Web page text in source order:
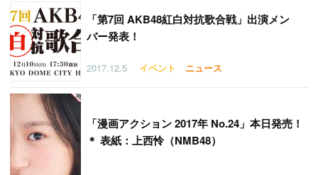
「第7回 AKB48紅白対抗歌合戦」出演メン
バー発表！
2017.12.5 イベント ニュース
「漫画アクション 2017年 No.24」本日発売！
＊ 表紙：上西怜（NMB48）